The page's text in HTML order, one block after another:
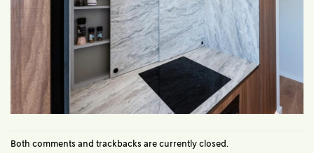
Both comments and trackbacks are currently closed.